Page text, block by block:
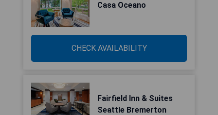
Casa Oceano
CHECK AVAILABILITY
Fairfield Inn & Suites
Seattle Bremerton